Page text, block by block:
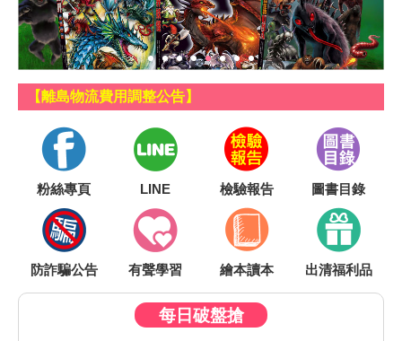
每日破盤搶
LINE Pay付款方式上線囉！
【貨到付款代收手續費調整公告】
【離島物流費用調整公告】
粉絲專頁 LINE 檢驗報告 圖書目錄
防詐騙公告 有聲學習 繪本讀本 出清福利品